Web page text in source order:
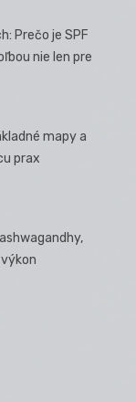
Prečo je SPF
nie len pre
mapy a
prax